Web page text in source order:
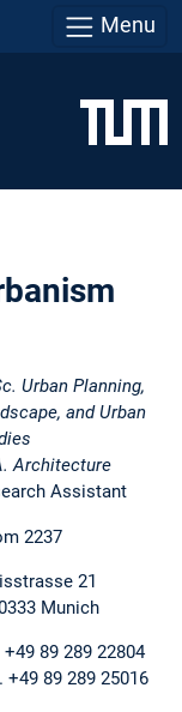
Menu
Urban Planning,
and Urban
Architecture
Assistant
2237
21
Munich
+49 89 289 22804
+49 89 289 25016